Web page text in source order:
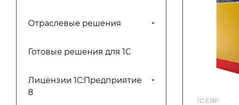
1С:ERP
Отраслевые решения
Готовые решения для 1С
Лицензии 1С:Предприятие
8